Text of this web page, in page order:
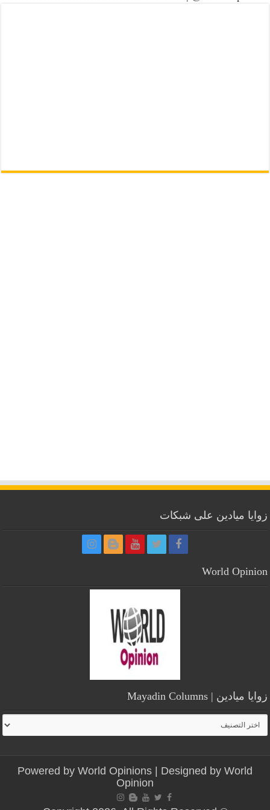
زوايا ميادين على شبكات
World Opinion
زوايا ميادين | Mayadin Columns
زوايا
ميادين
Mayadin
Powered byWorld Opinions | Designed byWorld
Opinion